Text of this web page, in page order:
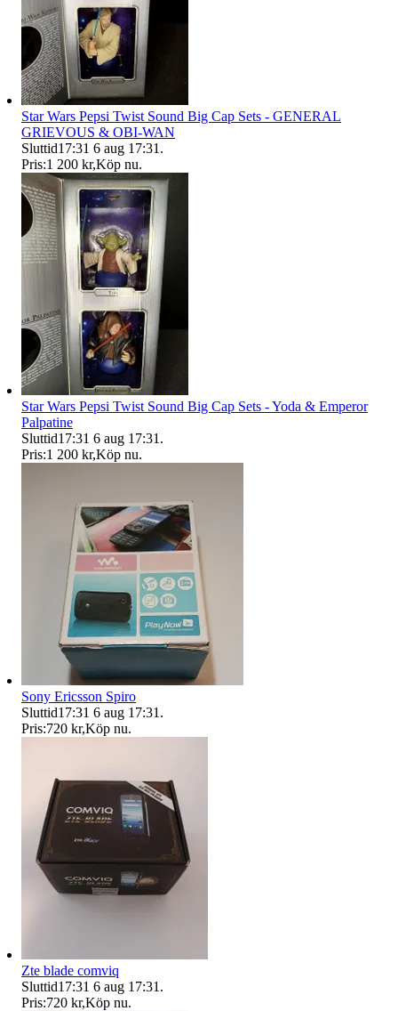
Star Wars Pepsi Twist Sound Big Cap Sets - GENERAL
GRIEVOUS & OBI-WAN
Sluttid17:31 6 aug 17:31 .
Pris:1 200 kr,Köp nu.
Star Wars Pepsi Twist Sound Big Cap Sets - Yoda & Emperor
Palpatine
Sluttid17:31 6 aug 17:31 .
Pris:1 200 kr,Köp nu.
Sony Ericsson Spiro
Sluttid17:31 6 aug 17:31 .
Pris:720 kr,Köp nu.
Zte blade comviq
Sluttid17:31 6 aug 17:31 .
Pris:720 kr,Köp nu.